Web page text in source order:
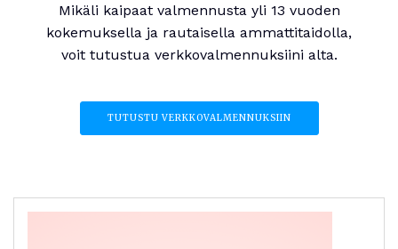
Mikäli kaipaat valmennusta yli 13 vuoden
kokemuksella ja rautaisella ammattitaidolla,
voit tutustua verkkovalmennuksiini alta.
TUTUSTU VERKKOVALMENNUKSIIN